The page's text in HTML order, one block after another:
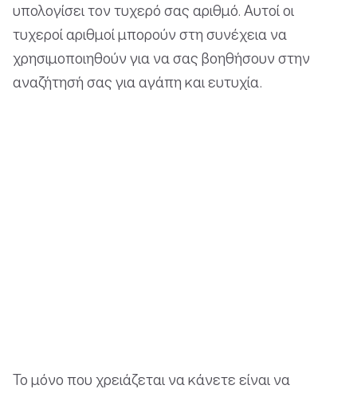
υπολογίσει τον τυχερό σας αριθμό. Αυτοί οι
τυχεροί αριθμοί μπορούν στη συνέχεια να
χρησιμοποιηθούν για να σας βοηθήσουν στην
αναζήτησή σας για αγάπη και ευτυχία.
Το μόνο που χρειάζεται να κάνετε είναι να